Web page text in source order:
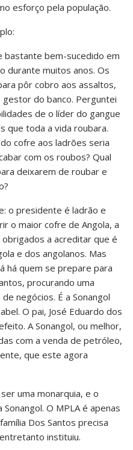
esforço pela população.
bastante bem-sucedido em
durante muitos anos. Os
pôr cobro aos assaltos,
do banco. Perguntei
de o líder do gangue
que toda a vida roubara.
cofre aos ladrões seria
com os roubos? Qual
deixarem de roubar e
o presidente é ladrão e
o maior cofre de Angola, a
a acreditar que é
e dos angolanos. Mas
há quem se prepare para
procurando uma
negócios. É a Sonangol
O pai, José Eduardo dos
A Sonangol, ou melhor,
com a venda de petróleo,
que este agora
uma monarquia, e o
O MPLA é apenas
Dos Santos precisa
instituiu.